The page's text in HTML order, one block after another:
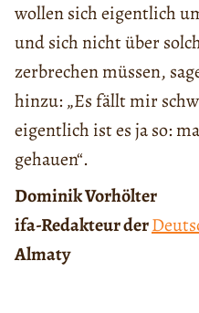
wollen sich eigentlich
und sich nicht über
zerbrechen müssen,
hinzu: „Es fällt mir
eigentlich ist es ja so:
gehauen“.
Dominik Vorhölter
ifa-Redakteur der
Almaty